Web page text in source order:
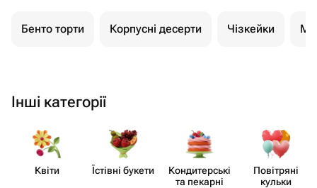
Бенто торти Корпусні десерти Чізкейки
Інші категорії
Квіти Їстівні букети
Кондит​ерські
та пекарні
Повітряні
кульки